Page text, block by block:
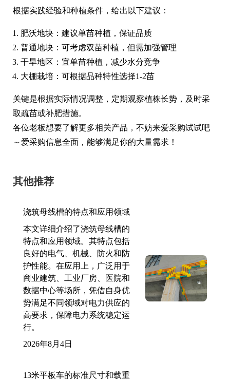
根据实践经验和种植条件，给出以下建议：
肥沃地块：建议单苗种植，保证品质
普通地块：可考虑双苗种植，但需加强管理
干旱地区：宜单苗种植，减少水分竞争
大棚栽培：可根据品种特性选择1-2苗
关键是根据实际情况调整，定期观察植株长势，及时采
取疏苗或补肥措施。
各位老板想要了解更多相关产品，不妨来爱采购试试吧
～爱采购信息全面，能够满足你的大量需求！
其他推荐
浇筑母线槽的特点和应用领域
本文详细介绍了浇筑母线槽的
特点和应用领域。其特点包括
良好的电气、机械、防火和防
护性能。在应用上，广泛用于
商业建筑、工业厂房、医院和
数据中心等场所，凭借自身优
势满足不同领域对电力供应的
高要求，保障电力系统稳定运
行。
2026年8月4日
13米平板车的标准尺寸和载重